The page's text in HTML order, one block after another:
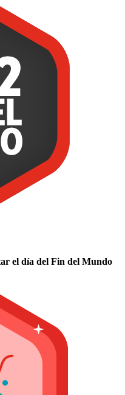
el día del Fin del Mundo